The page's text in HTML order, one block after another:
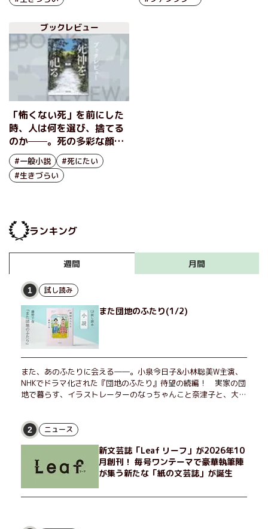
『死神を祀る』大石大
ブックレビュー
「怖くない死」を前にした
時、人は何を選び、捨てる
のか──。死の多彩な顔を
丁寧に拾いながら、現代の
諸相を映し出すオムニバス
小説 『死神を祀る』大石
#一般小説
#死にたい
#生きづらい
ランキング
週間 月間
1 試し読み
また団地のふたり(1/2)
また、あのふたりに会える――。小泉今日子&小林聡美W主演、
NHKでドラマ化された『団地のふたり』待望の続編！ 実家の団
地で暮らす、イラストレーターのなっちゃんこと奈津子と、大学
げたり、部屋でふたりだけの「台湾映画祭」を催したり。50代
独身、幼なじみの変わらぬ友情とささやかな幸せの日々を描く。
2 ニュース
新文芸誌「Leaf リーフ」が2026年10
月創刊！ 毎号ワンテーマで豪華執筆陣
が集う新たな「紙の文芸誌」が誕生